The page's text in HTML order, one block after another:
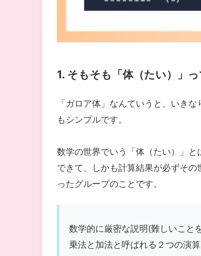
1. そもそも「体（たい）」っ
「ガロア体」なんていうと、いき
もシンプルです。
数学の世界でいう「体（たい）」
できて、しかも計算結果が必ずそ
ったグループのことです。
数学的に厳密な説明(難しいこと
乗法と加法と呼ばれる２つの演